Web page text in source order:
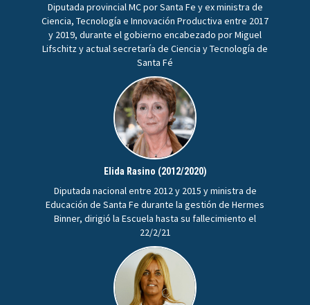
Diputada provincial MC por Santa Fe y ex ministra de
Ciencia, Tecnología e Innovación Productiva entre 2017
y 2019, durante el gobierno encabezado por Miguel
Lifschitz y actual secretaría de Ciencia y Tecnología de
Santa Fé
Elida Rasino (2012/2020)
Diputada nacional entre 2012 y 2015 y ministra de
Educación de Santa Fe durante la gestión de Hermes
Binner, dirigió la Escuela hasta su fallecimiento el
22/2/21